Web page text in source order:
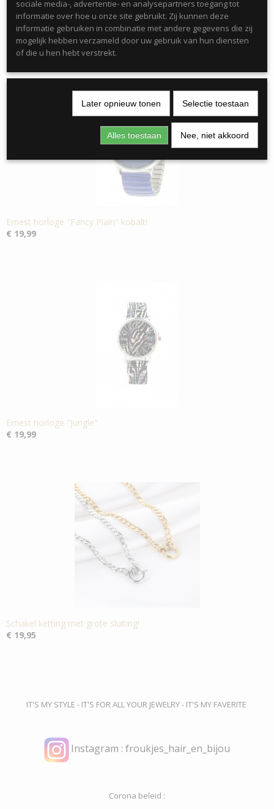
Ernest horloge "Fancy Plain" kobalt!
€ 19,99
Ernest horloge "Jungle"
€ 19,99
Schakel ketting met grote sluiting!
€ 19,95
IT'S MY STYLE - IT'S FOR ALL YOUR JEWELRY - IT'S MY FAVERITE
Instagram : froukjes_hair_en_bijou
Corona beleid :
sociale media-, advertentie- en analysepartners toegang tot
informatie over hoe u onze site gebruikt. Zij kunnen deze
informatie gebruiken in combinatie met andere gegevens die zij
mogelijk hebben verzameld door uw gebruik van hun diensten
of die u hen hebt verstrekt.
Later opnieuw tonen Selectie toestaan
Alles toestaan Nee, niet akkoord